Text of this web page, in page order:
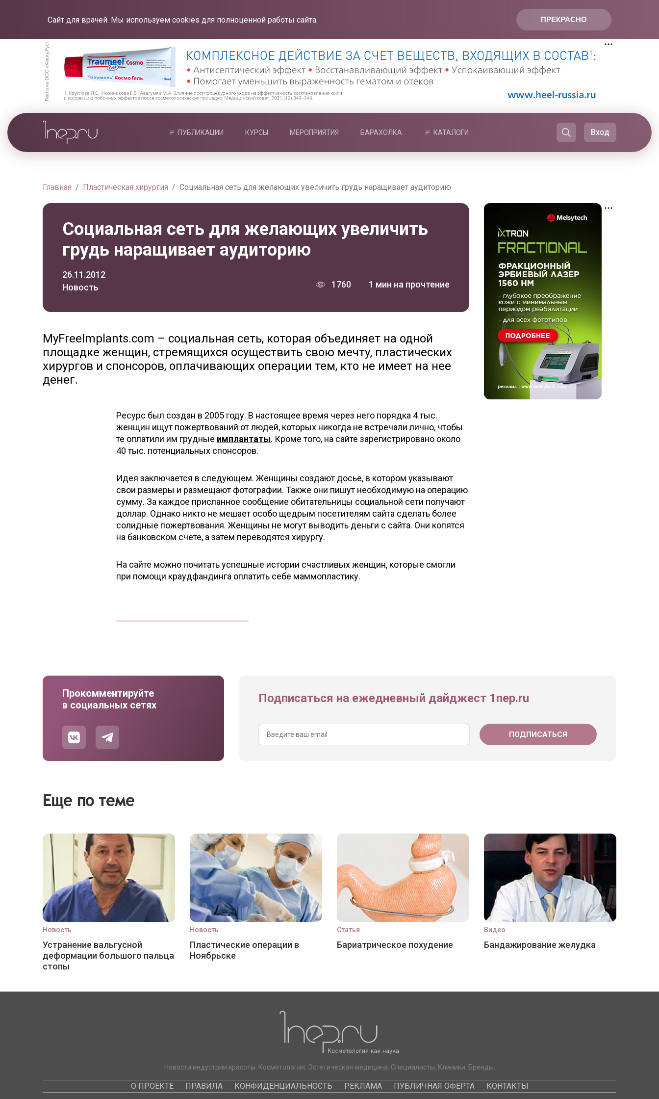
ПРЕКРАСНО
Сайт для врачей. Мы используем cookies для полноценной работы сайта.
ПУБЛИКАЦИИ КУРСЫ МЕРОПРИЯТИЯ БАРАХОЛКА КАТАЛОГИ Вход
Главная Пластическая хирургия Социальная сеть для желающих увеличить грудь наращивает аудиторию
Социальная сеть для желающих увеличить
грудь наращивает аудиторию
26.11.2012
Новость
1760 1 мин на прочтение
MyFreeImplants.com – социальная сеть, которая объединяет на одной
площадке женщин, стремящихся осуществить свою мечту, пластических
хирургов и спонсоров, оплачивающих операции тем, кто не имеет на нее
денег.
Ресурс был создан в 2005 году. В настоящее время через него порядка 4 тыс.
женщин ищут пожертвований от людей, которых никогда не встречали лично, чтобы
те оплатили им грудные имплантаты. Кроме того, на сайте зарегистрировано около
40 тыс. потенциальных спонсоров.
Идея заключается в следующем. Женщины создают досье, в котором указывают
свои размеры и размещают фотографии. Также они пишут необходимую на операцию
сумму. За каждое присланное сообщение обитательницы социальной сети получают
доллар. Однако никто не мешает особо щедрым посетителям сайта сделать более
солидные пожертвования. Женщины не могут выводить деньги с сайта. Они копятся
на банковском счете, а затем переводятся хирургу.
На сайте можно почитать успешные истории счастливых женщин, которые смогли
при помощи краудфандинга оплатить себе маммопластику.
Прокомментируйте
в социальных сетях
Подписаться на ежедневный дайджест 1nep.ru
Еще по теме
Новость
Устранение вальгусной
деформации большого пальца
стопы
Новость
Пластические операции в
Ноябрьске
Статья
Бариатрическое похудение
Видео
Бандажирование желудка
Новости индустрии красоты. Косметология. Эстетическая медицина. Специалисты. Клиники. Бренды.
О ПРОЕКТЕ ПРАВИЛА КОНФИДЕНЦИАЛЬНОСТЬ РЕКЛАМА ПУБЛИЧНАЯ ОФЕРТА КОНТАКТЫ